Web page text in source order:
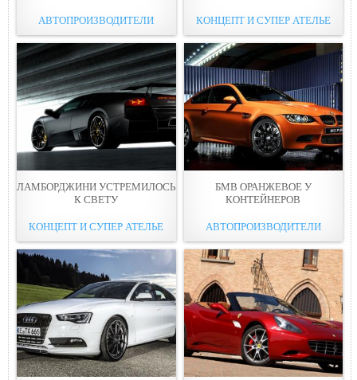
АВТОПРОИЗВОДИТЕЛИ КОНЦЕПТ И СУПЕР АТЕЛЬЕ
ЛАМБОРДЖИНИ УСТРЕМИЛОСЬ
К СВЕТУ
КОНЦЕПТ И СУПЕР АТЕЛЬЕ
БМВ ОРАНЖЕВОE У
КОНТЕЙНЕРОВ
АВТОПРОИЗВОДИТЕЛИ